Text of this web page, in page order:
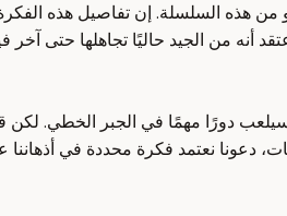
من هذه السلسلة. إن تفاصيل هذه
دورًا مهمًا في الجبر الخطي.